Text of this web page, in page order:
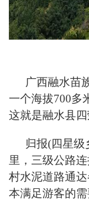
广西融水苗
一个海拔700多
这就是融水县四
归报(四星级
里，三级公路
村水泥道路通
本满足游客的